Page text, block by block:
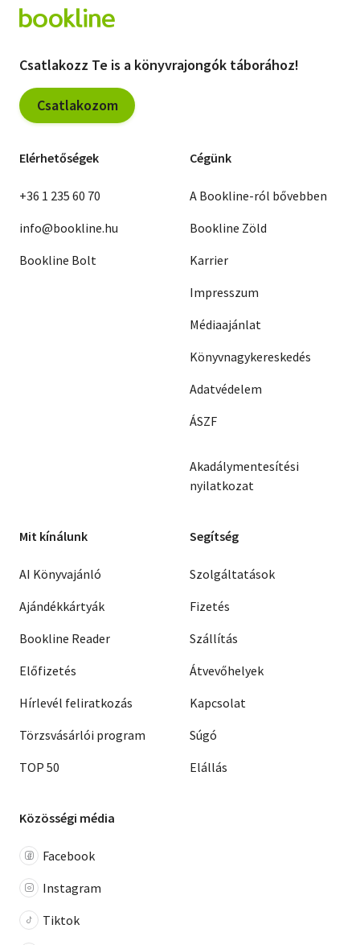
Csatlakozz Te is a könyvrajongók táborához!
Csatlakozom
Elérhetőségek
+36 1 235 60 70
info@bookline.hu
Bookline Bolt
Cégünk
A Bookline-ról bővebben
Bookline Zöld
Karrier
Impresszum
Médiaajánlat
Könyvnagykereskedés
Adatvédelem
ÁSZF
Akadálymentesítési
nyilatkozat
Mit kínálunk
AI Könyvajánló
Ajándékkártyák
Bookline Reader
Előfizetés
Hírlevél feliratkozás
Törzsvásárlói program
TOP 50
Segítség
Szolgáltatások
Fizetés
Szállítás
Átvevőhelyek
Kapcsolat
Súgó
Elállás
Közösségi média
Facebook
Instagram
Tiktok